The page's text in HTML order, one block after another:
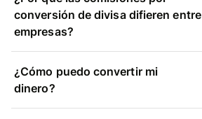
conversión de divisa difieren entre
empresas?
¿Cómo puedo convertir mi
dinero?